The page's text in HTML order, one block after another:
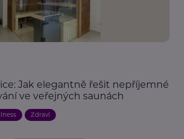
Jak elegantně řešit nepříjemné
ve veřejných saunách
Zdraví